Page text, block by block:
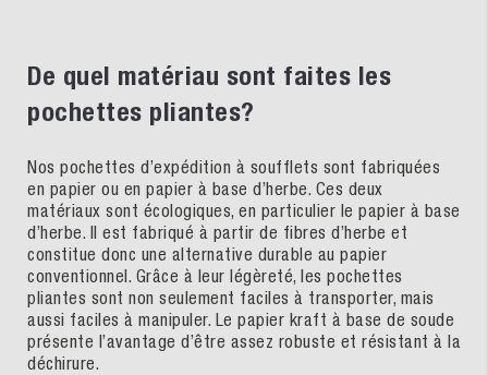
De quel matériau sont faites les
pochettes pliantes?
Nos pochettes d’expédition à soufflets sont fabriquées
en papier ou en papier à base d’herbe. Ces deux
matériaux sont écologiques, en particulier le papier à base
d’herbe. Il est fabriqué à partir de fibres d’herbe et
constitue donc une alternative durable au papier
conventionnel. Grâce à leur légèreté, les pochettes
pliantes sont non seulement faciles à transporter, mais
aussi faciles à manipuler. Le papier kraft à base de soude
présente l’avantage d’être assez robuste et résistant à la
déchirure.